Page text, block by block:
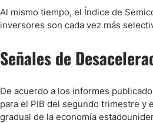
Al mismo tiempo, el Índice de
inversores son cada vez más
Señales de
De acuerdo a los informes
para el PIB del segundo trimestre y
gradual de la economía